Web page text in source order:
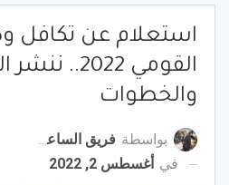
استعلام عن تكافل
القومي 2022..
والخطوات
بواسطة فريق الساعة برس
في أغسطس 2, 2022